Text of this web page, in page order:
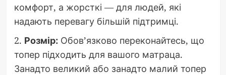
комфорт, а жорсткі — для людей, які
надають перевагу більшій підтримці.
2. Розмір:Обов’язково переконайтесь, що
топер підходить для вашого матраца.
Занадто великий або занадто малий топер